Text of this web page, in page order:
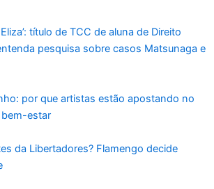
título de TCC de aluna de Direito
pesquisa sobre casos Matsunaga e
por que artistas estão apostando no
estar
da Libertadores? Flamengo decide